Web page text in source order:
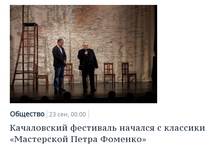
Общество 23 сен, 00:00
Качаловский фестиваль начался с классики
«Мастерской Петра Фоменко»